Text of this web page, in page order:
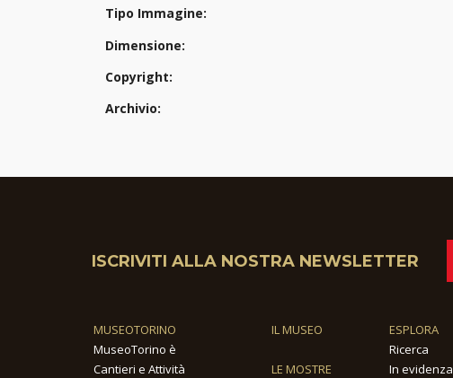
Tipo Immagine:
Dimensione:
Copyright:
Archivio:
ISCRIVITI ALLA NOSTRA NEWSLETTER
MUSEOTORINO
MuseoTorino è
Cantieri e Attività
IL MUSEO
LE MOSTRE
ESPLORA
Ricerca
In evidenza